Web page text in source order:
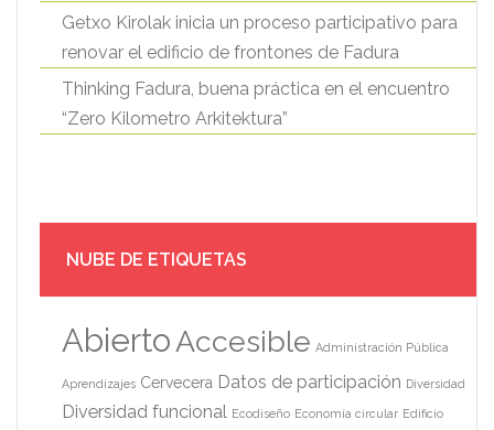
Getxo Kirolak inicia un proceso participativo para
renovar el edificio de frontones de Fadura
Thinking Fadura, buena práctica en el encuentro
“Zero Kilometro Arkitektura”
NUBE DE ETIQUETAS
AbiertoAccesible Administración Pública
Aprendizajes Cervecera Datos de participación Diversidad
Diversidad funcional Ecodiseño Economía circular Edificio